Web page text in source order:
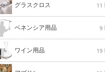
グラスクロス 11
ベネンシア用品 9
ワイン用品 19